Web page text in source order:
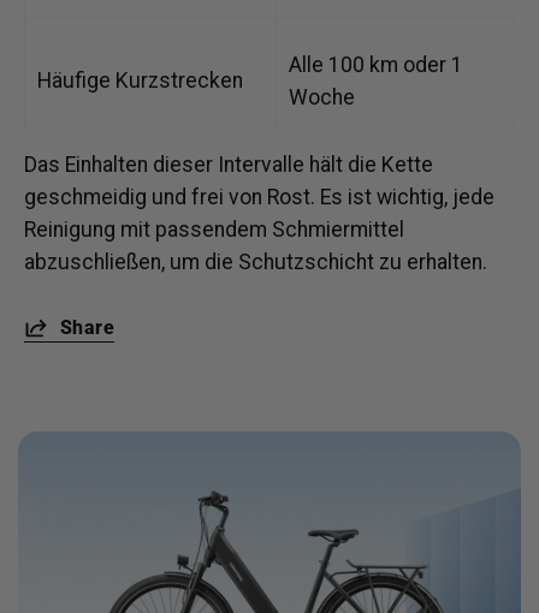
Häufige Kurzstrecken
Alle 100 km oder 1
Woche
Das Einhalten dieser Intervalle hält die Kette
geschmeidig und frei von Rost. Es ist wichtig, jede
Reinigung mit passendem Schmiermittel
abzuschließen, um die Schutzschicht zu erhalten.
Share